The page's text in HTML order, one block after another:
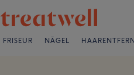
FRISEUR NÄGEL